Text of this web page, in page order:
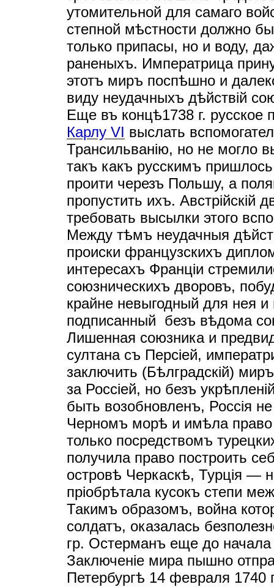
утомительной для самаго
степной мѣстности должно
только припасы, но и воду,
раненыхъ. Императрица
этотъ миръ поспѣшно и
виду неудачныхъ дѣйствiй
Еще въ концѣ1738 г. русское
Карлу VI выслать
Трансильванiю, но не могло
такъ какъ русскимъ
проити черезъ Польшу, а
пропустить ихъ. Австрiйскiй
требовать высылки этого
Между тѣмъ неудачныя
происки французскихъ
интересахъ Францiи
союзническихъ дворовъ,
крайне невыгодный для нея
подписанный безъ вѣдома
Лишенная союзника и
султана съ Персiей,
заключить (Бѣлградскiй)
за Россiей, но безъ
быть возобновленъ, Россiя
Черномъ морѣ и имѣла право
только посредствомъ
получила право построить
островѣ Черкаскѣ, Турцiя —
прiобрѣтала кусокъ степи
Такимъ образомъ, война
солдатъ, оказалась
гр. Остерманъ еще до
Заключенiе мира пышно
Петербургѣ 14 февраля 1740